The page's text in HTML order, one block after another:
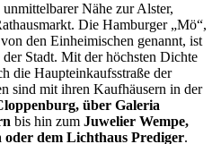
Nähe zur Alster,
Die Hamburger „Mö“,
den Einheimischen genannt, ist
Stadt. Mit der höchsten Dichte
die Haupteinkaufsstraße der
sind mit ihren Kaufhäusern in der
über Galeria
bis hin zum Juwelier Wempe,
oder dem Lichthaus Prediger.